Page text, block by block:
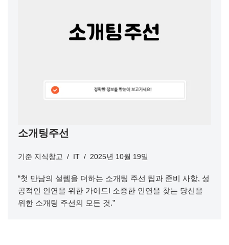
소개팅주선
기준 지식창고 IT 2025년 10월 19일
“첫 만남의 설렘을 더하는 소개팅 주선 팁과 준비 사항, 성
공적인 인연을 위한 가이드! 소중한 인연을 찾는 당신을
위한 소개팅 주선의 모든 것.”